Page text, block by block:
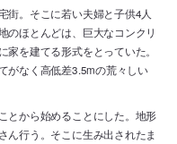
街。そこに若い夫婦と子供4人
のほとんどは、巨大なコンクリ
を建てる形式をとっていた。
がなく高低差3.5mの荒々しい
とから始めることにした。地形
ん行う。そこに生み出されたま